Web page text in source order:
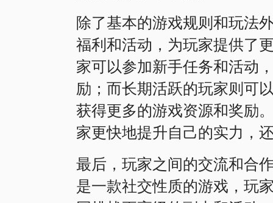
除了基本的游戏规则和玩法
福利和活动，为玩家提供了
家可以参加新手任务和活动
励；而长期活跃的玩家则可
获得更多的游戏资源和奖励
家更快地提升自己的实力，
最后，玩家之间的交流和合
是一款社交性质的游戏，玩